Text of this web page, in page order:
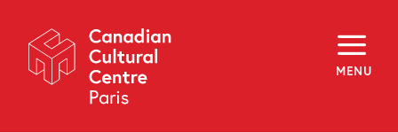
Navigation
MENU
About
Programming
Off-Site
Explore